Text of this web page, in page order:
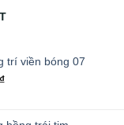
trí viền bóng 07
₫